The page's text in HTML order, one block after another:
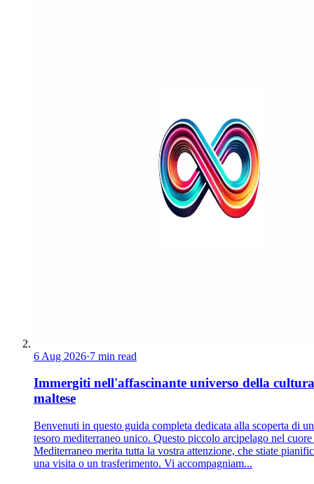
6 Aug 2026·7 min read
Immergiti nell'affascinante universo della cultura
maltese
Benvenuti in questo guida completa dedicata alla scoperta di un
tesoro mediterraneo unico. Questo piccolo arcipelago nel
Mediterraneo merita tutta la vostra attenzione, che stiate
una visita o un trasferimento. Vi accompagniam...